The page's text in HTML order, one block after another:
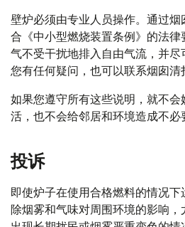
壁炉必须由专业人员操作。通过
合《中小型燃烧装置条例》的法律
气不受干扰地排入自由气流，并尽
您有任何疑问，也可以联系烟囱清
如果您遵守所有这些说明，就不
活，也不会给邻居和环境造成不必
投诉
即使炉子在使用合格燃料的情况
除烟雾和气味对周围环境的影响